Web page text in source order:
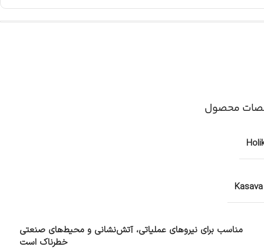
محصول
Kasava
مناسب برای نیروهای عملیاتی، آتش‌نشانی و محیط‌های صنعتی
خطرناک است